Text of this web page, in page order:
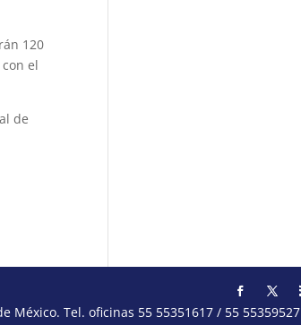
120
el
de
México. Tel. oficinas 55 55351617 / 55 55359527